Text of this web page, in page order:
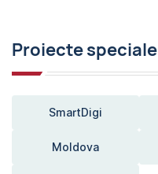
Proiecte speciale
SmartDigi
Moldova